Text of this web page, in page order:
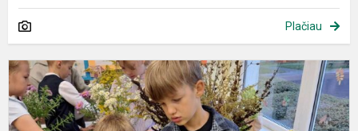
Plačiau